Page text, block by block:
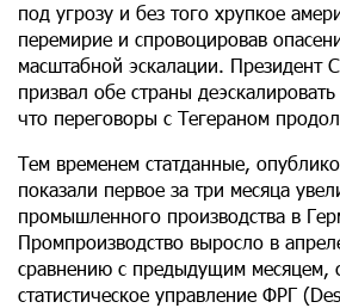
под угрозу и без того хрупкое
перемирие и спровоцировав
масштабной эскалации.
призвал обе страны
что переговоры с Тегераном
Тем временем статданные,
показали первое за три месяца
промышленного производства в
Промпроизводство выросло в
сравнению с предыдущим месяцем,
статистическое управление ФРГ